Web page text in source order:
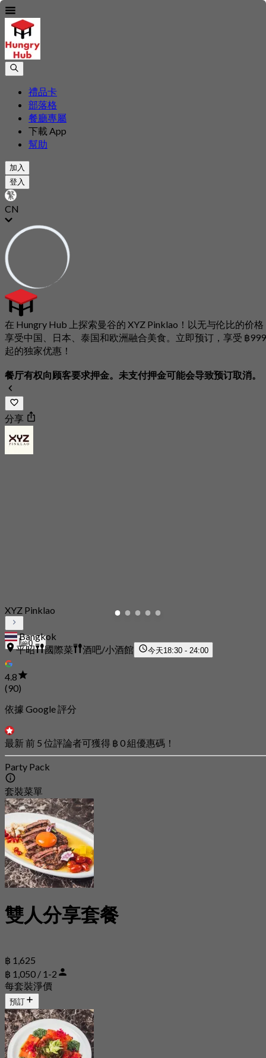
禮品卡
部落格
餐廳專屬
下載 App
幫助
加入
登入
CN
在 Hungry Hub 上探索曼谷的 XYZ Pinklao！以无与伦比的价格
享受中国、日本、泰国和欧洲融合美食。立即预订，享受 ฿999
起的独家优惠！
餐厅有权向顾客要求押金。未支付押金可能会导致预订取消。
分享
0
XYZ Pinklao
Bangkok
平昭
國際菜 酒吧/小酒館 今天18:30 - 24:00
4.8
(90)
依據 Google 評分
最新 前 5 位評論者可獲得 ฿ 0 組優惠碼！
Party Pack
套裝菜單
雙人分享套餐
฿ 1,625
฿ 1,050 / 1-2
每套裝淨價
預訂